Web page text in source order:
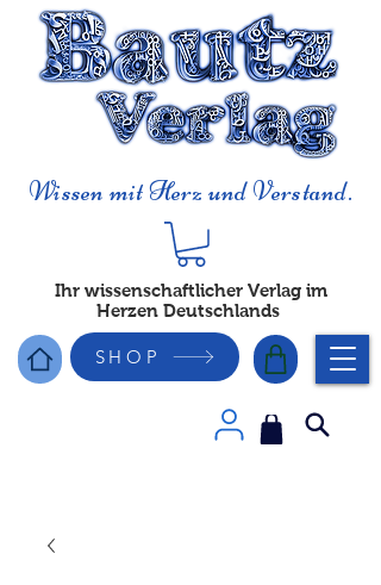
Wissen mit Herz und Verstand.
Ihr wissenschaftlicher Verlag im
Herzen Deutschlands
SHOP